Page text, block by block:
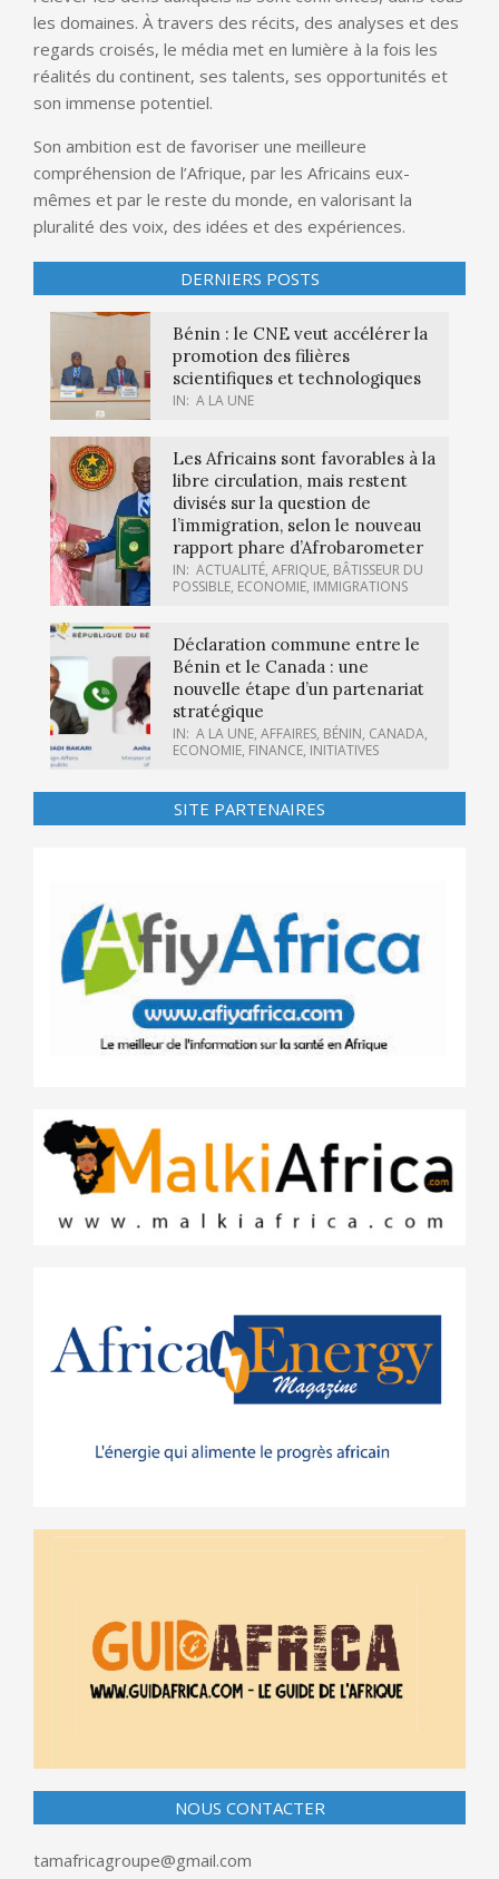
les domaines. À travers des récits, des analyses et des
regards croisés, le média met en lumière à la fois les
réalités du continent, ses talents, ses opportunités et
son immense potentiel.
Son ambition est de favoriser une meilleure
compréhension de l’Afrique, par les Africains eux-
mêmes et par le reste du monde, en valorisant la
pluralité des voix, des idées et des expériences.
DERNIERS POSTS
Bénin : le CNE veut accélérer la
promotion des filières
scientifiques et technologiques
IN: A LA UNE
Les Africains sont favorables à la
libre circulation, mais restent
divisés sur la question de
l’immigration, selon le nouveau
rapport phare d’Afrobarometer
IN: ACTUALITÉ, AFRIQUE, BÂTISSEUR DU
POSSIBLE, ECONOMIE, IMMIGRATIONS
Déclaration commune entre le
Bénin et le Canada : une
nouvelle étape d’un partenariat
stratégique
IN: A LA UNE, AFFAIRES, BÉNIN, CANADA,
ECONOMIE, FINANCE, INITIATIVES
SITE PARTENAIRES
NOUS CONTACTER
tamafricagroupe@gmail.com